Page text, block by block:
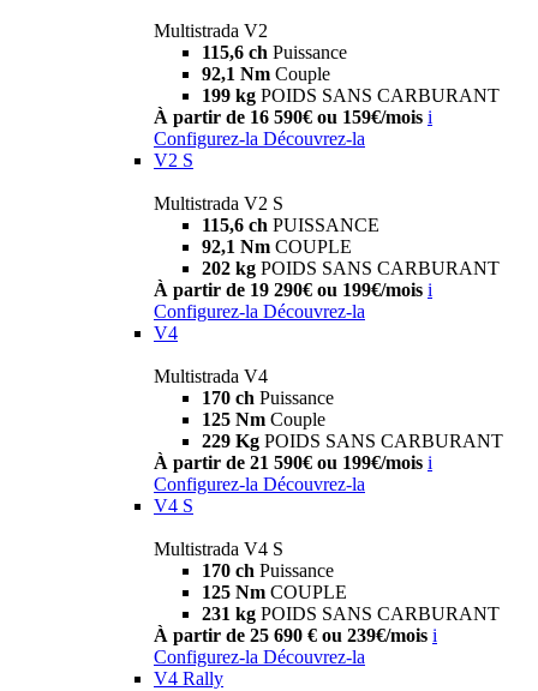
Multistrada V2
115,6 ch Puissance
92,1 Nm Couple
199 kg POIDS SANS CARBURANT
À partir de 16 590€ ou 159€/mois i
Configurez-la Découvrez-la
V2 S
Multistrada V2 S
115,6 ch PUISSANCE
92,1 Nm COUPLE
202 kg POIDS SANS CARBURANT
À partir de 19 290€ ou 199€/mois i
Configurez-la Découvrez-la
V4
Multistrada V4
170 ch Puissance
125 Nm Couple
229 Kg POIDS SANS CARBURANT
À partir de 21 590€ ou 199€/mois i
Configurez-la Découvrez-la
V4 S
Multistrada V4 S
170 ch Puissance
125 Nm COUPLE
231 kg POIDS SANS CARBURANT
À partir de 25 690 € ou 239€/mois i
Configurez-la Découvrez-la
V4 Rally